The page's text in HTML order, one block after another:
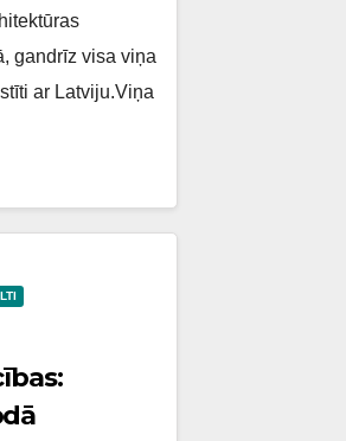
gandrīz visa viņa
ar Latviju.Viņa